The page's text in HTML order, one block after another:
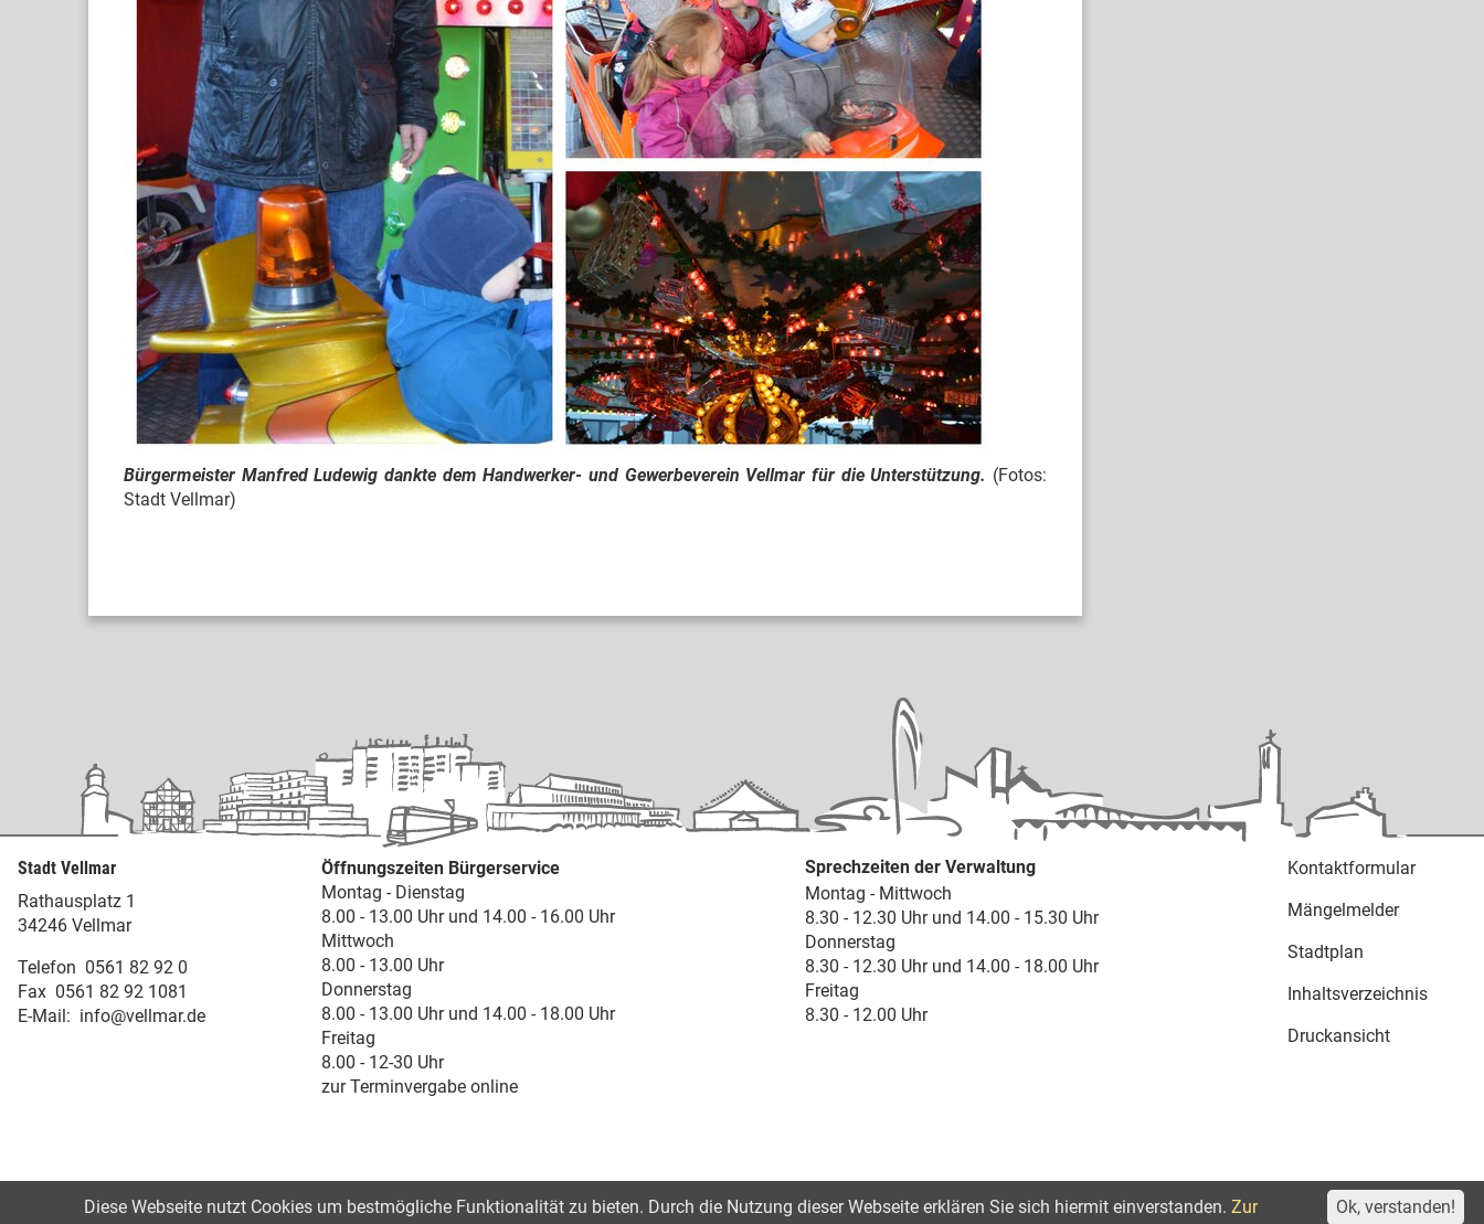
Bürgermeister Manfred Ludewig dankte dem Handwerker- und Gewerbeverein Vellmar für die Unterstützung. (Fotos:
Stadt Vellmar)
Stadt Vellmar
Rathausplatz 1
34246 Vellmar
Telefon 0561 82 92 0
Fax 0561 82 92 1081
E-Mail: info@vellmar.de
Öffnungszeiten Bürgerservice
Montag - Dienstag
8.00 - 13.00 Uhr und 14.00 - 16.00 Uhr
Mittwoch
8.00 - 13.00 Uhr
Donnerstag
8.00 - 13.00 Uhr und 14.00 - 18.00 Uhr
Freitag
8.00 - 12-30 Uhr
zur Terminvergabe online
Sprechzeiten der Verwaltung
Montag - Mittwoch
8.30 - 12.30 Uhr und 14.00 - 15.30 Uhr
Donnerstag
8.30 - 12.30 Uhr und 14.00 - 18.00 Uhr
Freitag
8.30 - 12.00 Uhr
Kontaktformular
Mängelmelder
Stadtplan
Inhaltsverzeichnis
Druckansicht
Ok, verstanden!
Diese Webseite nutzt Cookies um bestmögliche Funktionalität zu bieten. Durch die Nutzung dieser Webseite erklären Sie sich hiermit einverstanden. Zur